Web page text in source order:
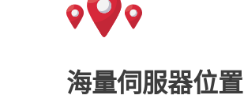
海量伺服器位置